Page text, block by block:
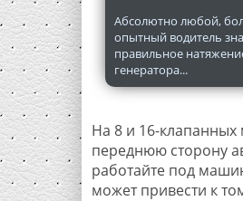
Абсолютно любой,
опытный водитель
правильное
генератора...
На 8 и 16-клапанных
переднюю сторону
работайте под
может привести к